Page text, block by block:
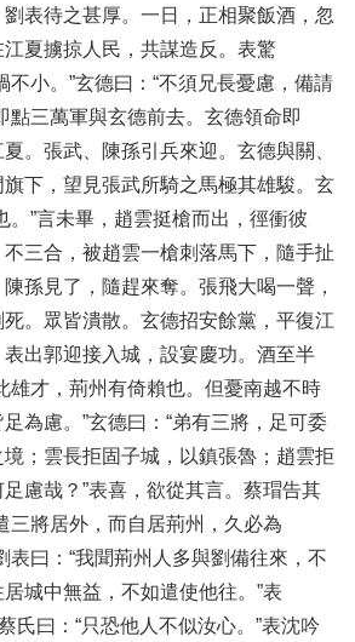
表待之甚厚。一日，正相聚飯酒，忽
夏擄掠人民，共謀造反。表驚
不小。”玄德曰：“不須兄長憂慮，備請
點三萬軍與玄德前去。玄德領命即
。張武、陳孫引兵來迎。玄德與關、
下，望見張武所騎之馬極其雄駿。玄
。”言未畢，趙雲挺槍而出，徑衝彼
三合，被趙雲一槍刺落馬下，隨手扯
孫見了，隨趕來奪。張飛大喝一聲，
。眾皆潰散。玄德招安餘黨，平復江
出郭迎接入城，設宴慶功。酒至半
雄才，荊州有倚賴也。但憂南越不時
為慮。”玄德曰：“弟有三將，足可委
；雲長拒固子城，以鎮張魯；趙雲拒
慮哉？”表喜，欲從其言。蔡瑁告其
三將居外，而自居荊州，久必為
表曰：“我聞荊州人多與劉備往來，不
城中無益，不如遣使他往。”表
氏曰：“只恐他人不似汝心。”表沈吟